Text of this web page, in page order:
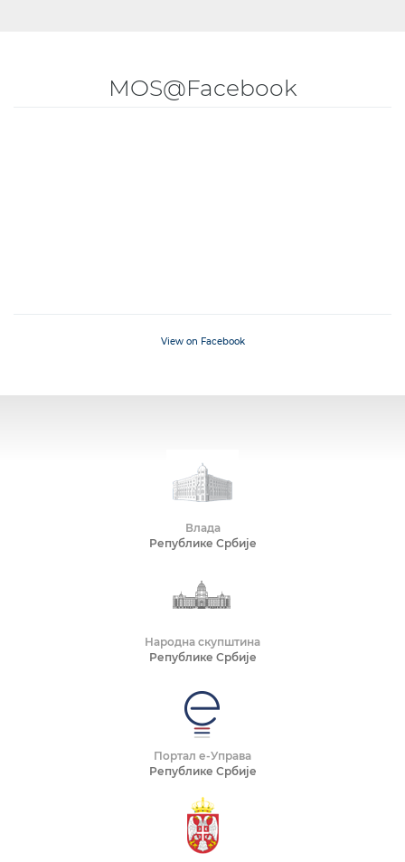
MOS@Facebook
View on Facebook
Влада
Републике Србије
Народна скупштина
Републике Србије
Портал е-Управа
Републике Србије